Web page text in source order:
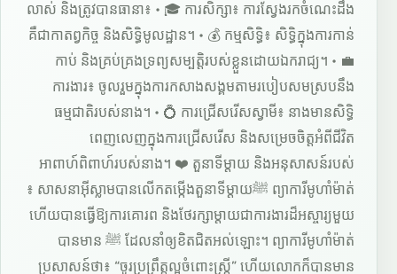
លាស់ និងត្រូវបានធានា៖ • 🎓 ការសិក្សា៖ ការស្វែងរកចំណេះដឹង
គឺជាកាតព្វកិច្ច និងសិទ្ធិមូលដ្ឋាន។ • 💰 កម្មសិទ្ធិ៖ សិទ្ធិក្នុងការកាន់
កាប់ និងគ្រប់គ្រងទ្រព្យសម្បត្តិរបស់ខ្លួនដោយឯករាជ្យ។ • 💼
ការងារ៖ ចូលរួមក្នុងការកសាងសង្គមតាមរបៀបសមស្របនឹង
ធម្មជាតិរបស់នាង។ • 💍 ការជ្រើសរើសស្វាមី៖ នាងមានសិទ្ធិ
ពេញលេញក្នុងការជ្រើសរើស និងសម្រេចចិត្តអំពីជីវិត
អាពាហ៍ពិពាហ៍របស់នាង។ ❤️ តួនាទីម្តាយ និងអនុសាសន៍របស់
ព្យាការីមូហាំម៉ាត់ ﷺ៖ សាសនាអ៊ីស្លាមបានលើកតម្កើងតួនាទីម្តាយ
ហើយបានធ្វើឱ្យការគោរព និងថែរក្សាម្តាយជាការងារដ៏អស្ចារ្យមួយ
ដែលនាំឲ្យខិតជិតអល់ឡោះ។ ព្យាការីមូហាំម៉ាត់ ﷺ បានមាន
ប្រសាសន៍ថា៖ “ចូរប្រព្រឹត្តល្អចំពោះស្ត្រី” ហើយលោកក៏បានមាន